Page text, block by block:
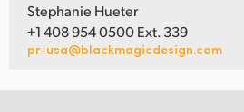
Stephanie Hueter
+1 408 954 0500 Ext. 339
pr-usa@blackmagicdesign.com